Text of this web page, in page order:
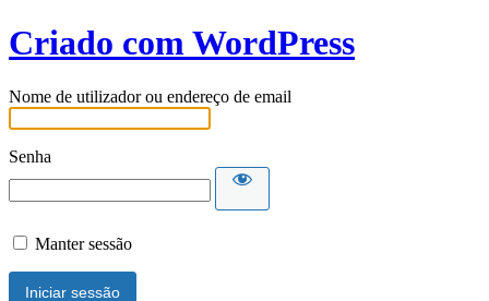
Criado com WordPress
Nome de utilizador ou endereço de email
Senha
Manter sessão